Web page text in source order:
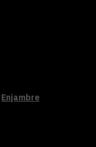
Enjambre